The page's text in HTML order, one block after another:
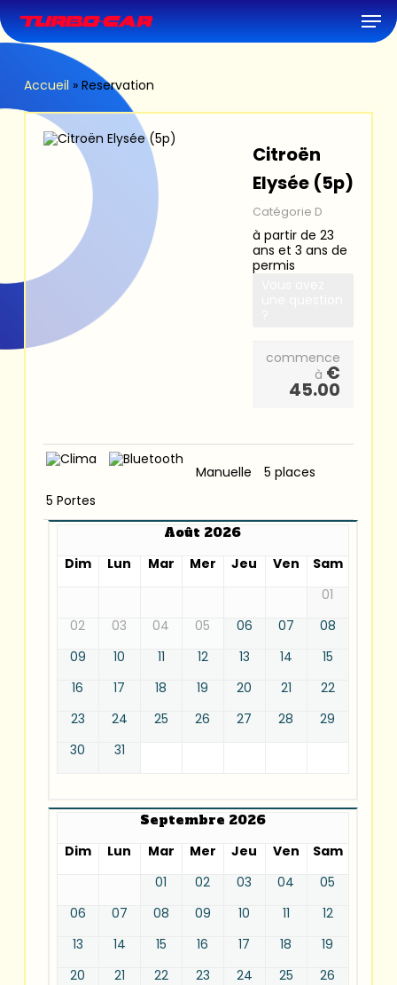
to
main
content
Accueil » Reservation
Citroën
Elysée (5p)
Catégorie D
à partir de 23
ans et 3 ans de
permis
commence
à €
45.00
Manuelle
5 places
5 Portes
Août 2026
Dim
Lun Mar Mer Jeu Ven
Sam
01
02
03 04 05 06 07
08
09
10 11 12 13 14
15
16
17 18 19 20 21
22
23
24 25 26 27 28
29
30
31
Septembre 2026
Dim
Lun Mar Mer Jeu Ven
Sam
01
02 03 04
05
06
07 08 09 10 11
12
13
14 15 16 17 18
19
20
21 22 23 24 25
26